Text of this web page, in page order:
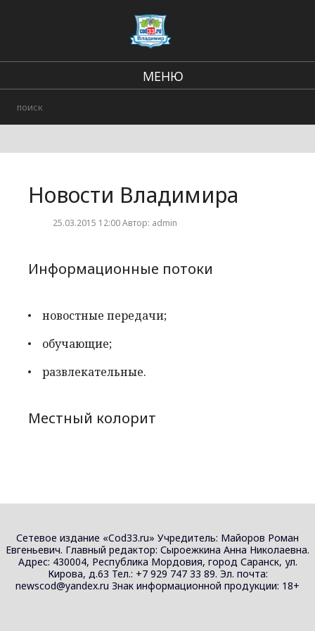
МЕНЮ
Городские события
Новости Владимира
25.03.2015 12:00 Автор: admin
Информационные потоки
новостные передачи;
обучающие;
развлекательные.
Местный колорит
Сетевое издание «Cod33.ru» Учредитель: Майоров Роман
Евгеньевич. Главный редактор: Сыроежкина Анна Николаевна.
Адрес: 430004, Республика Мордовия, город Саранск, ул.
Кирова, д.63 Тел.: +7 929 747 33 89. Эл. почта:
newscod@yandex.ru Знак информационной продукции: 18+